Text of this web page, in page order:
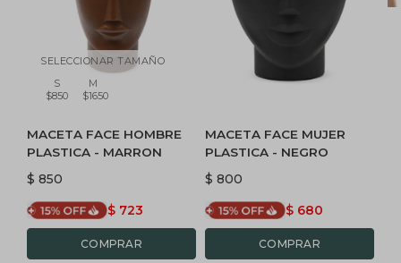
SELECCIONAR TAMAÑO
S
$850
M
$1650
MACETA FACE HOMBRE
PLASTICA - MARRON
$ 850
$ 723
MACETA FACE MUJER
PLASTICA - NEGRO
$ 800
$ 680